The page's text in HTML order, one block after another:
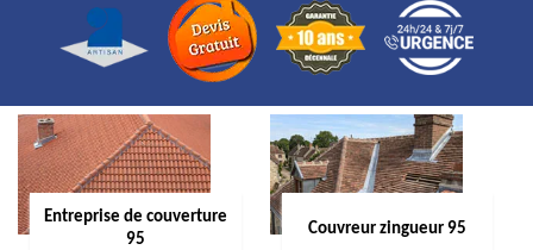
Entreprise de couverture
95
Couvreur zingueur 95